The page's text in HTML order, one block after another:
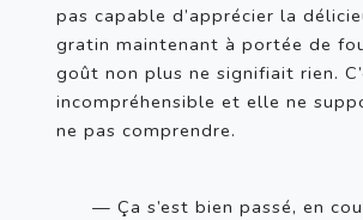
pas capable d’apprécier la
gratin maintenant à portée de
goût non plus ne signifiait rien.
incompréhensible et elle ne
ne pas comprendre.
— Ça s’est bien passé, en